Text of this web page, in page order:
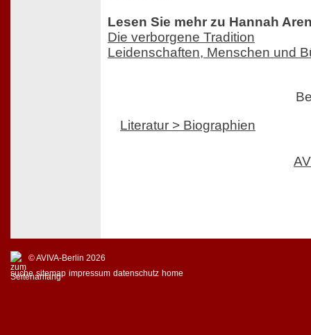
Lesen Sie mehr zu Hannah
Die verborgene Tradition
Leidenschaften, Menschen und
Literatur > Biographien
© AVIVA-Berlin 2026
suche sitemap impressum datenschutz home